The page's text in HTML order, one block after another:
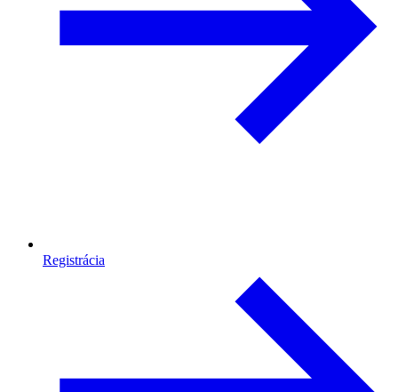
Registrácia